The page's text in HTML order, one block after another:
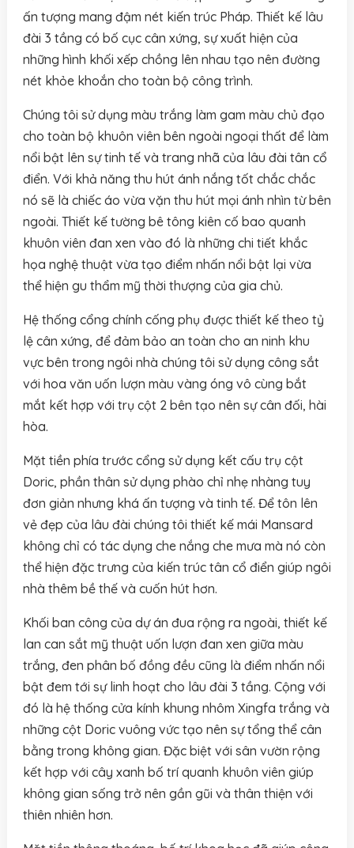
ấn tượng mang đậm nét kiến trúc Pháp. Thiết kế lâu
đài 3 tầng có bố cục cân xứng, sự xuất hiện của
những hình khối xếp chồng lên nhau tạo nên đường
nét khỏe khoắn cho toàn bộ công trình.
Chúng tôi sử dụng màu trắng làm gam màu chủ đạo
cho toàn bộ khuôn viên bên ngoài ngoại thất để làm
nổi bật lên sự tinh tế và trang nhã của lâu đài tân cổ
điển. Với khả năng thu hút ánh nắng tốt chắc chắc
nó sẽ là chiếc áo vừa vặn thu hút mọi ánh nhìn từ bên
ngoài. Thiết kế tường bê tông kiên cố bao quanh
khuôn viên đan xen vào đó là những chi tiết khắc
họa nghệ thuật vừa tạo điểm nhấn nổi bật lại vừa
thể hiện gu thẩm mỹ thời thượng của gia chủ.
Hệ thống cổng chính cống phụ được thiết kế theo tỷ
lệ cân xứng, để đảm bảo an toàn cho an ninh khu
vực bên trong ngôi nhà chúng tôi sử dụng công sắt
với hoa văn uốn lượn màu vàng óng vô cùng bắt
mắt kết hợp với trụ cột 2 bên tạo nên sự cân đối, hài
hòa.
Mặt tiền phía trước cổng sử dụng kết cấu trụ cột
Doric, phần thân sử dụng phào chỉ nhẹ nhàng tuy
đơn giản nhưng khá ấn tượng và tinh tế. Để tôn lên
vẻ đẹp của lâu đài chúng tôi thiết kế mái Mansard
không chỉ có tác dụng che nắng che mưa mà nó còn
thể hiện đặc trưng của kiến trúc tân cổ điển giúp ngôi
nhà thêm bề thế và cuốn hút hơn.
Khối ban công của dự án đua rộng ra ngoài, thiết kế
lan can sắt mỹ thuật uốn lượn đan xen giữa màu
trắng, đen phân bố đồng đều cũng là điểm nhấn nổi
bật đem tới sự linh hoạt cho lâu đài 3 tầng. Cộng với
đó là hệ thống cửa kính khung nhôm Xingfa trắng và
những cột Doric vuông vức tạo nên sự tổng thể cân
bằng trong không gian. Đặc biệt với sân vườn rộng
kết hợp với cây xanh bố trí quanh khuôn viên giúp
không gian sống trở nên gần gũi và thân thiện với
thiên nhiên hơn.